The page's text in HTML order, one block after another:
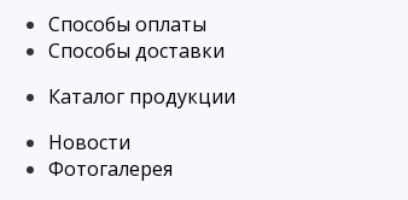
Способы оплаты
Способы доставки
Каталог продукции
Новости
Фотогалерея